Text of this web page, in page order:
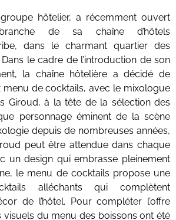
hôtelier, a récemment ouvert
de sa chaîne d’hôtels
dans le charmant quartier des
le cadre de l’introduction de son
la chaîne hôtelière a décidé de
menu de cocktails, avec le mixologue
Giroud, à la tête de la sélection des
personnage éminent de la scène
depuis de nombreuses années,
peut être attendue dans chaque
un design qui embrasse pleinement
le menu de cocktails propose une
alléchants qui complètent
de l’hôtel. Pour compléter l’offre
visuels du menu des boissons ont été